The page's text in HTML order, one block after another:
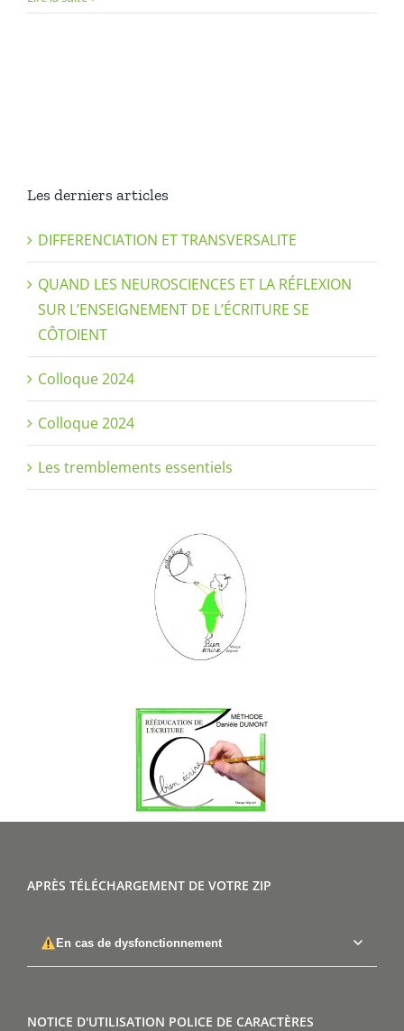
Les derniers articles
DIFFERENCIATION ET TRANSVERSALITE
QUAND LES NEUROSCIENCES ET LA RÉFLEXION
SUR L’ENSEIGNEMENT DE L’ÉCRITURE SE
CÔTOIENT
Colloque 2024
Colloque 2024
Les tremblements essentiels
APRÈS TÉLÉCHARGEMENT DE VOTRE ZIP
En cas de dysfonctionnement
NOTICE D'UTILISATION POLICE DE CARACTÈRES